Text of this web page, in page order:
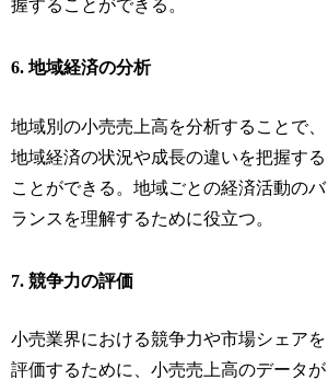
握することができる。
6. 地域経済の分析
地域別の小売売上高を分析することで、
地域経済の状況や成長の違いを把握する
ことができる。地域ごとの経済活動のバ
ランスを理解するために役立つ。
7. 競争力の評価
小売業界における競争力や市場シェアを
評価するために、小売売上高のデータが